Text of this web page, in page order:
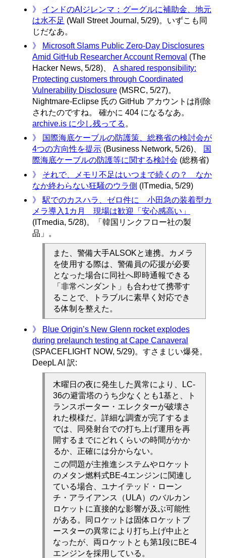
》
インドのAIジレンマ：グーグルに補助金、地元
は水不足 (Wall Street Journal, 5/29)。いずこも同
じだなあ。
》
Microsoft Slams Public Zero-Day Disclosures
Amid GitHub Researcher Account Removal (The
Hacker News, 5/28)、 A shared responsibility:
Protecting customers through Coordinated
Vulnerability Disclosure (MSRC, 5/27)。
Nightmare-Eclipse 氏の GitHub アカウントは削除
されたのですね。 確かに 404 になるなあ。
archive.is に少し残ってる 。
》
国際海底ケーブルの防護策、総務省の検討会が
4つの方向性を提示 (Business Network, 5/26)、
国
際海底ケーブルの防護等に関する検討会 (総務省)
》
それで、メモリ不足はいつまで続くの？ なか
なか終わらない狂騒のウラ側 (ITmedia, 5/29)
》
駅でのカスハラ、ゼロ件に 小田急の装着型カ
メラ導入1カ月 現場は歓迎「安心感高い」
(ITmedia, 5/28)。「韓国リンクフロー社の製
品」。
また、警備大手ALSOKと連携。カメラ
を使用する際は、警備員の応援が必要
となった場合に同社へ即時通報できる
「非常ペンダント」も合わせて携帯す
ることで、トラブルに素早く対応でき
る体制を整えた。
》
Blue Origin’s New Glenn rocket explodes
during prelaunch testing at Cape Canaveral
(SPACEFLIGHT NOW, 5/29)。すさまじい爆発。
DeepL AI 訳:
木曜日の夜に発生した異常により、LC-
36の避雷塔のうち少なくとも1基と、ト
ランスポーター・エレクターが破壊さ
れた模様だ。詳細な調査が完了するま
では、同発射台での打ち上げ運用を再
開するまでにどれくらいの時間がかか
るか、正確には分からない。
この問題が主推進システムやロケット
のメタン燃料式BE-4エンジンに関連し
ている場合、ユナイテッド・ローン
チ・アライアンス（ULA）のバルカン
ロケットに直接的な影響が及ぶ可能性
がある。同ロケットは固体ロケットブ
ースターの異常により打ち上げ中止と
なったが、両ロケットとも第1段にBE-4
エンジンを採用している。